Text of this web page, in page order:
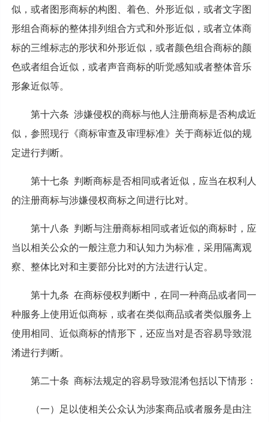
似，或者图形商标的构图、着色、外形近似，或者文字图
形组合商标的整体排列组合方式和外形近似，或者立体商
标的三维标志的形状和外形近似，或者颜色组合商标的颜
色或者组合近似，或者声音商标的听觉感知或者整体音乐
形象近似等。
第十六条 涉嫌侵权的商标与他人注册商标是否构成近
似，参照现行《商标审查及审理标准》关于商标近似的规
定进行判断。
第十七条 判断商标是否相同或者近似，应当在权利人
的注册商标与涉嫌侵权商标之间进行比对。
第十八条 判断与注册商标相同或者近似的商标时，应
当以相关公众的一般注意力和认知力为标准，采用隔离观
察、整体比对和主要部分比对的方法进行认定。
第十九条 在商标侵权判断中，在同一种商品或者同一
种服务上使用近似商标，或者在类似商品或者类似服务上
使用相同、近似商标的情形下，还应当对是否容易导致混
淆进行判断。
第二十条 商标法规定的容易导致混淆包括以下情形：
（一）足以使相关公众认为涉案商品或者服务是由注